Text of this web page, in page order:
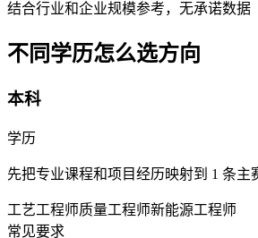
结合行业和企业规模参考，无承诺数据
不同学历怎么选方向
本科
学历
先把专业课程和项目经历映射到 1 条主
工艺工程师质量工程师新能源工程师
常见要求